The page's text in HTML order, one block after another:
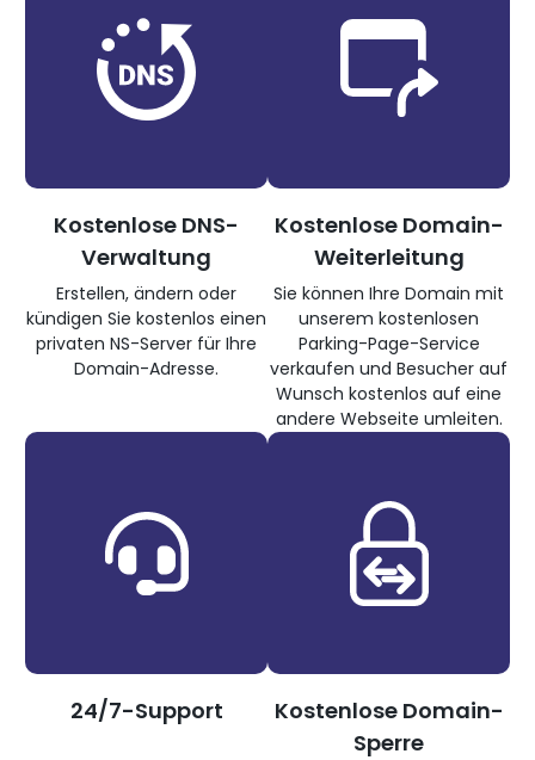
Kostenlose DNS-
Verwaltung
Erstellen, ändern oder
kündigen Sie kostenlos einen
privaten NS-Server für Ihre
Domain-Adresse.
Kostenlose Domain-
Weiterleitung
Sie können Ihre Domain mit
unserem kostenlosen
Parking-Page-Service
verkaufen und Besucher auf
Wunsch kostenlos auf eine
andere Webseite umleiten.
24/7-Support
Kostenlose Domain-
Sperre